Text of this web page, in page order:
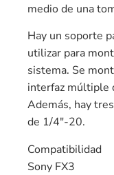
medio de una
Hay un soporte
utilizar para
sistema. Se
interfaz múltiple
Además, hay
de 1/4″-20.
Compatibilidad
Sony FX3